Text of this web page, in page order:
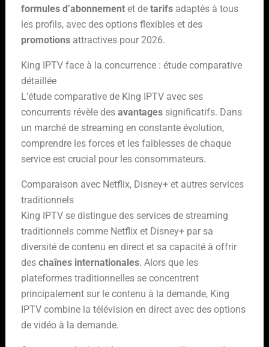
formules d’abonnementet de tarifsadaptés à tous
les profils, avec des options flexibles et des
promotionsattractives pour 2026.
King IPTV face à la concurrence : étude comparative
détaillée
L’étude comparative de King IPTV avec ses
concurrents révèle des avantagessignificatifs. Dans
un marché de streaming en constante évolution,
comprendre les forces et les faiblesses de chaque
service est crucial pour les consommateurs.
Comparaison avec Netflix, Disney+ et autres services
traditionnels
King IPTV se distingue des services de streaming
traditionnels comme Netflix et Disney+ par sa
diversité de contenu en direct et sa capacité à offrir
des chaînes internationales. Alors que les
plateformes traditionnelles se concentrent
principalement sur le contenu à la demande, King
IPTV combine la télévision en direct avec des options
de vidéo à la demande.